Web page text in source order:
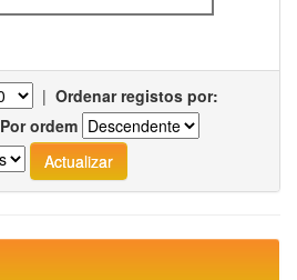
| Ordenar registos por:
Por ordem